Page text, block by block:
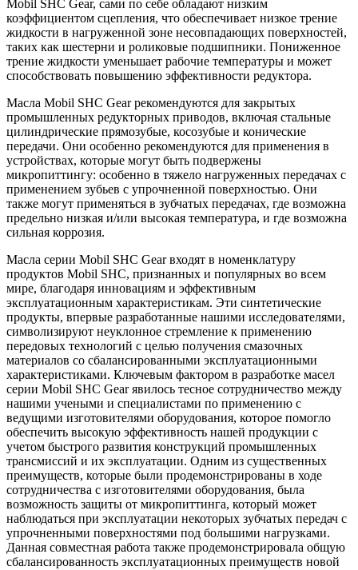
Mobil SHC Gear, сами по себе обладают низким
коэффициентом сцепления, что обеспечивает низкое трение
жидкости в нагруженной зоне несовпадающих поверхностей,
таких как шестерни и роликовые подшипники. Пониженное
трение жидкости уменьшает рабочие температуры и может
способствовать повышению эффективности редуктора.
Масла Mobil SHC Gear рекомендуются для закрытых
промышленных редукторных приводов, включая стальные
цилиндрические прямозубые, косозубые и конические
передачи. Они особенно рекомендуются для применения в
устройствах, которые могут быть подвержены
микропиттингу: особенно в тяжело нагруженных передачах с
применением зубьев с упрочненной поверхностью. Они
также могут применяться в зубчатых передачах, где возможна
предельно низкая и/или высокая температура, и где возможна
сильная коррозия.
Масла серии Mobil SHC Gear входят в номенклатуру
продуктов Mobil SHC, признанных и популярных во всем
мире, благодаря инновациям и эффективным
эксплуатационным характеристикам. Эти синтетические
продукты, впервые разработанные нашими исследователями,
символизируют неуклонное стремление к применению
передовых технологий с целью получения смазочных
материалов со сбалансированными эксплуатационными
характеристиками. Ключевым фактором в разработке масел
серии Mobil SHC Gear явилось тесное сотрудничество между
нашими учеными и специалистами по применению с
ведущими изготовителями оборудования, которое помогло
обеспечить высокую эффективность нашей продукции с
учетом быстрого развития конструкций промышленных
трансмиссий и их эксплуатации. Одним из существенных
преимуществ, которые были продемонстрированы в ходе
сотрудничества с изготовителями оборудования, была
возможность защиты от микропиттинга, который может
наблюдаться при эксплуатации некоторых зубчатых передач с
упрочненными поверхностями под большими нагрузками.
Данная совместная работа также продемонстрировала общую
сбалансированность эксплуатационных преимуществ новой